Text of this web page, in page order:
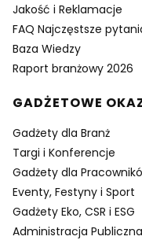
Jakość i Reklamacje
FAQ Najczęstsze
Baza Wiedzy
Raport branżowy 2026
GADŻETOWE
Gadżety dla Branż
Targi i Konferencje
Gadżety dla
Eventy, Festyny i Sport
Gadżety Eko, CSR i ESG
Administracja Publiczna